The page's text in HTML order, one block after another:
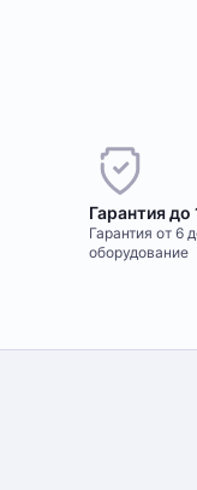
Гарантия
Гарантия от 6
оборудование